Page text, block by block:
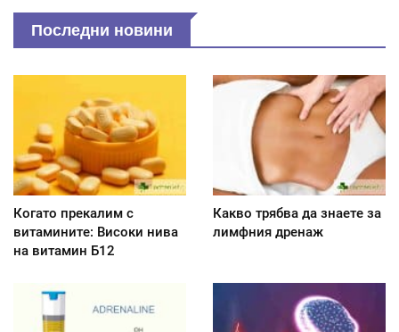
Последни новини
Когато прекалим с
витамините: Високи нива
на витамин Б12
Какво трябва да знаете за
лимфния дренаж